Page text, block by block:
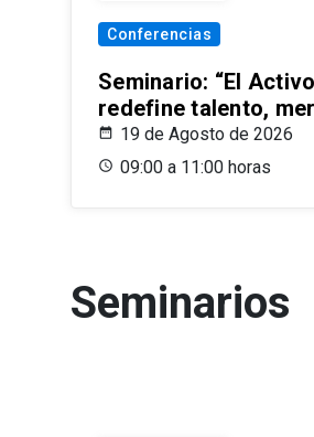
Conferencias
Seminario: “El
redefine talento,
19 de Agosto de 2026
09:00 a 11:00 horas
Seminarios